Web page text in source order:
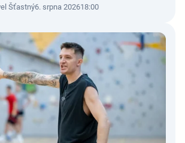
Šťastný6. srpna 202618:00